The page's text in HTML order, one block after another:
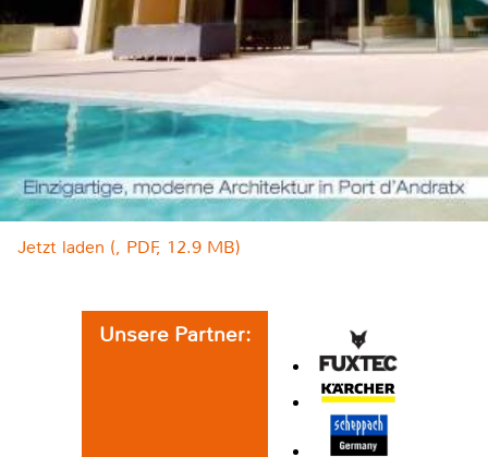
Jetzt laden (, PDF, 12.9 MB)
Unsere Partner: